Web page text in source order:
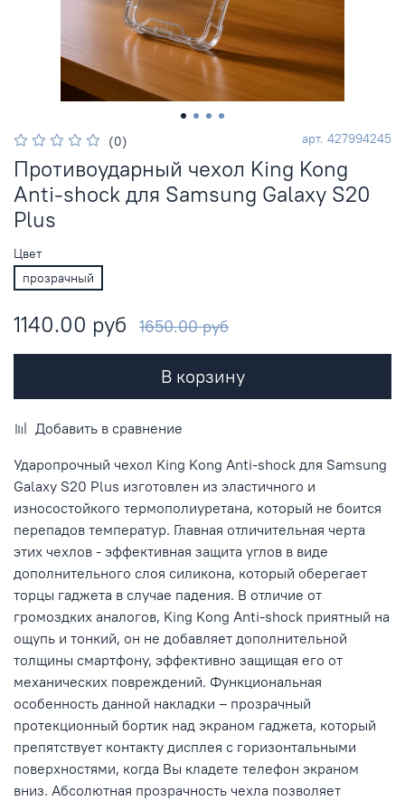
(0) арт. 427994245
Противоударный чехол King Kong
Anti-shock для Samsung Galaxy S20
Plus
Цвет
прозрачный
1140.00 руб 1650.00 руб
В корзину
Добавить в сравнение
Ударопрочный чехол King Kong Anti-shock для Samsung
Galaxy S20 Plus изготовлен из эластичного и
износостойкого термополиуретана, который не боится
перепадов температур. Главная отличительная черта
этих чехлов - эффективная защита углов в виде
дополнительного слоя силикона, который оберегает
торцы гаджета в случае падения. В отличие от
громоздких аналогов, King Kong Anti-shock приятный на
ощупь и тонкий, он не добавляет дополнительной
толщины смартфону, эффективно защищая его от
механических повреждений. Функциональная
особенность данной накладки – прозрачный
протекционный бортик над экраном гаджета, который
препятствует контакту дисплея с горизонтальными
поверхностями, когда Вы кладете телефон экраном
вниз. Абсолютная прозрачность чехла позволяет